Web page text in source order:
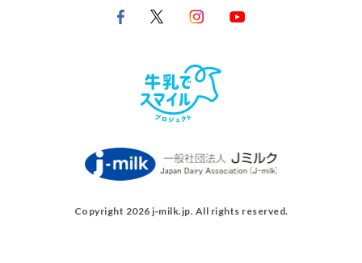
Copyright 2026 j‑milk.jp. All rights reserved.